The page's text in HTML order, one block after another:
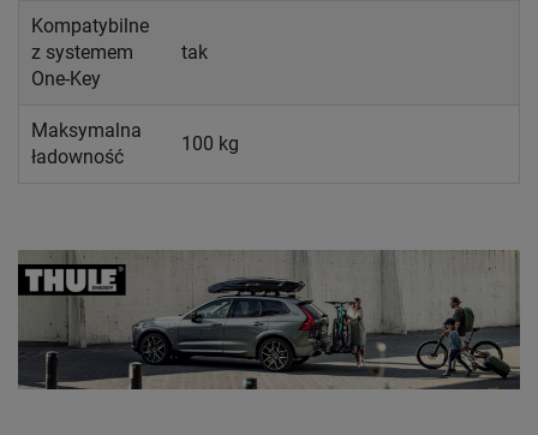
Kompatybilne
z systemem
One-Key
tak
Maksymalna
ładowność
100 kg